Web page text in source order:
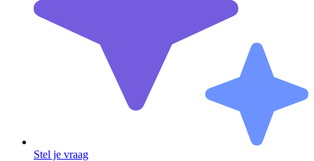
Stel je vraag